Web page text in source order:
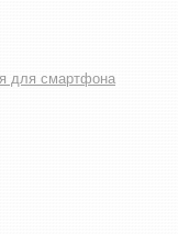
для смартфона